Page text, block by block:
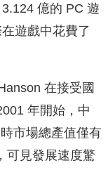
億的 PC 遊
遊戲中花費了
在接受國
年開始，中
市場總產值僅有
可見發展速度驚